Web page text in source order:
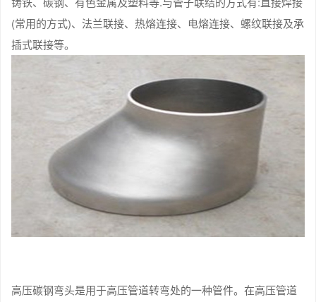
(常用的方式)、法兰联接、热熔连接、电熔连接、螺纹联接及承
插式联接等。
高压碳钢弯头是用于高压管道转弯处的一种管件。在高压管道